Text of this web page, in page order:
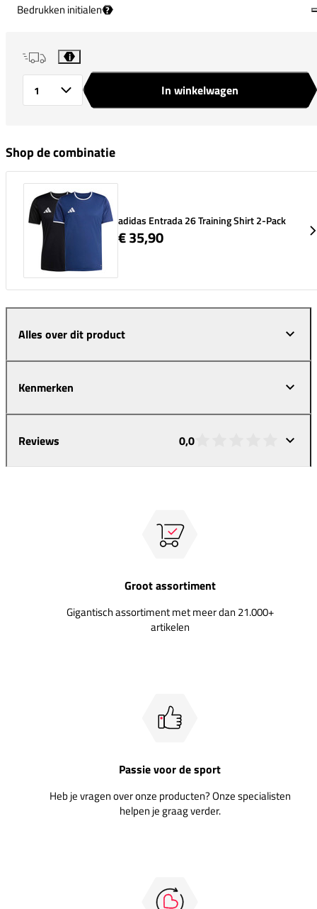
Bedrukken initialen ?
i
In winkelwagen
Shop de combinatie
adidas Entrada 26 Training Shirt 2-Pack
€ 35,90
Alles over dit product
Kenmerken
Reviews 0,0
Groot assortiment
Gigantisch assortiment met meer dan 21.000+
artikelen
Passie voor de sport
Heb je vragen over onze producten? Onze specialisten
helpen je graag verder.